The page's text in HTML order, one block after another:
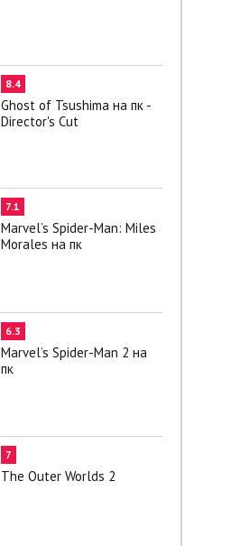
8.4
Ghost of Tsushima на пк -
Director's Cut
7.1
Marvel’s Spider-Man: Miles
Morales на пк
6.3
Marvel’s Spider-Man 2 на
пк
7
The Outer Worlds 2